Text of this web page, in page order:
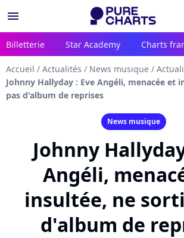
menu
Billetterie Star Academy Charts
Accueil / Actualités / News musique /
Johnny Hallyday : Eve Angéli, menacée et
pas d'album de reprises
News musique
Johnny
Angéli,
insultée, ne
d'album de